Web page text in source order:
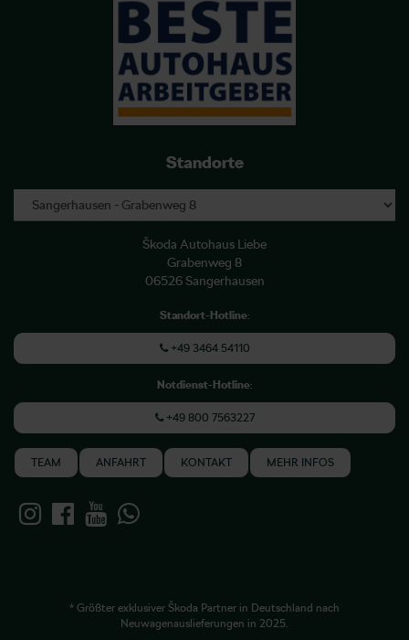
Standorte
Škoda Autohaus Liebe
Grabenweg 8
06526 Sangerhausen
Standort-Hotline:
+49 3464 54110
Notdienst-Hotline:
+49 800 7563227
TEAM ANFAHRT KONTAKT MEHR INFOS
* Größter exklusiver Škoda Partner in Deutschland nach
Neuwagenauslieferungen in 2025.